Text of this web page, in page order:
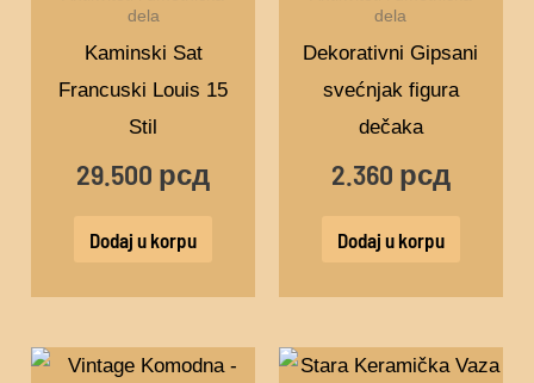
dela
Kaminski Sat
Francuski Louis 15
Stil
29.500 рсд
Dodaj u korpu
dela
Dekorativni Gipsani
svećnjak figura
dečaka
2.360 рсд
Dodaj u korpu